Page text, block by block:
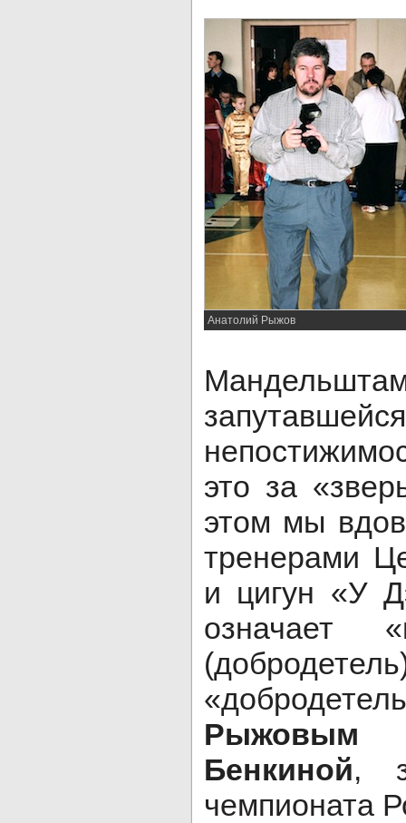
Анатолий Рыжов
это за
этом мы
тренерами
и цигун «У
означает
Рыжовым
Бенкиной,
чемпионата